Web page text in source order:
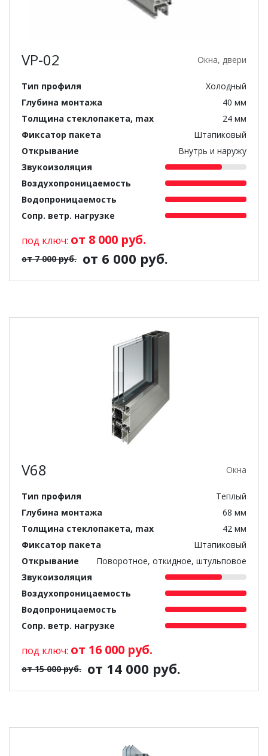
VP-02 Окна, двери
Тип профиля
Холодный
Глубина монтажа
40 мм
Толщина стеклопакета, max
24 мм
Фиксатор пакета
Штапиковый
Открывание
Внутрь и наружу
Звукоизоляция
Воздухопроницаемость
Водопроницаемость
Сопр. ветр. нагрузке
под ключ: от 8 000 руб.
от 7 000 руб. от 6 000 руб.
V68 Окна
Тип профиля
Теплый
Глубина монтажа
68 мм
Толщина стеклопакета, max
42 мм
Фиксатор пакета
Штапиковый
Открывание
Поворотное, откидное, штульповое
Звукоизоляция
Воздухопроницаемость
Водопроницаемость
Сопр. ветр. нагрузке
под ключ: от 16 000 руб.
от 15 000 руб. от 14 000 руб.